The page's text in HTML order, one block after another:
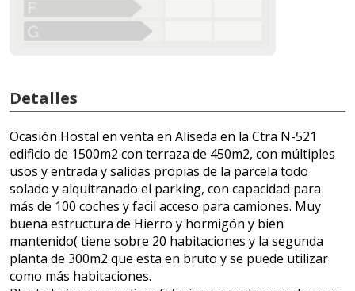
Detalles
Ocasión Hostal en venta en Aliseda en la Ctra N-521
edificio de 1500m2 con terraza de 450m2, con múltiples
usos y entrada y salidas propias de la parcela todo
solado y alquitranado el parking, con capacidad para
más de 100 coches y facil acceso para camiones. Muy
buena estructura de Hierro y hormigón y bien
mantenido( tiene sobre 20 habitaciones y la segunda
planta de 300m2 que esta en bruto y se puede utilizar
como más habitaciones.